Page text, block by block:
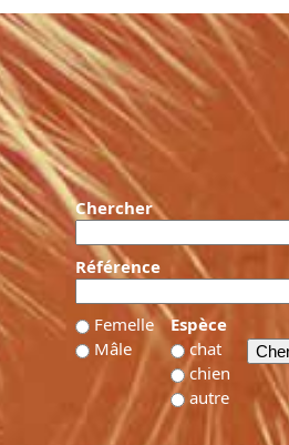
Chercher
Référence
Femelle
Mâle
Espèce
chat
chien
autre